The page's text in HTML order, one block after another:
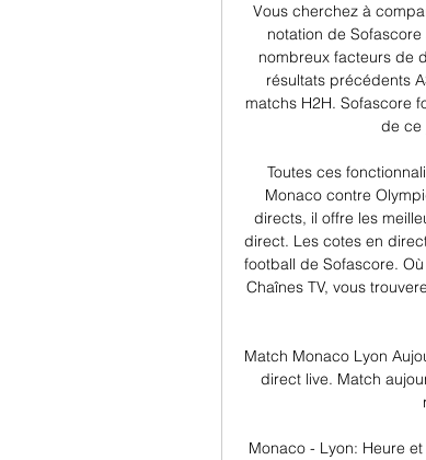
Vous cherchez à
notation de
nombreux facteurs de
résultats précédents
matchs H2H. Sofascore
de ce
Toutes ces
Monaco contre
directs, il offre les
direct. Les cotes en
football de Sofascore.
Chaînes TV, vous
Match Monaco Lyon
direct live. Match
Monaco - Lyon: Heure